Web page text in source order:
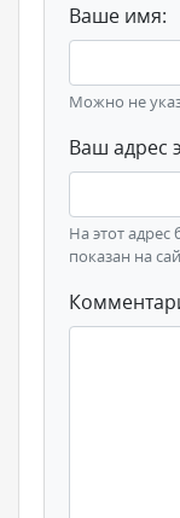
Ваше имя:
Можно не
Ваш адрес
На этот адрес
показан на